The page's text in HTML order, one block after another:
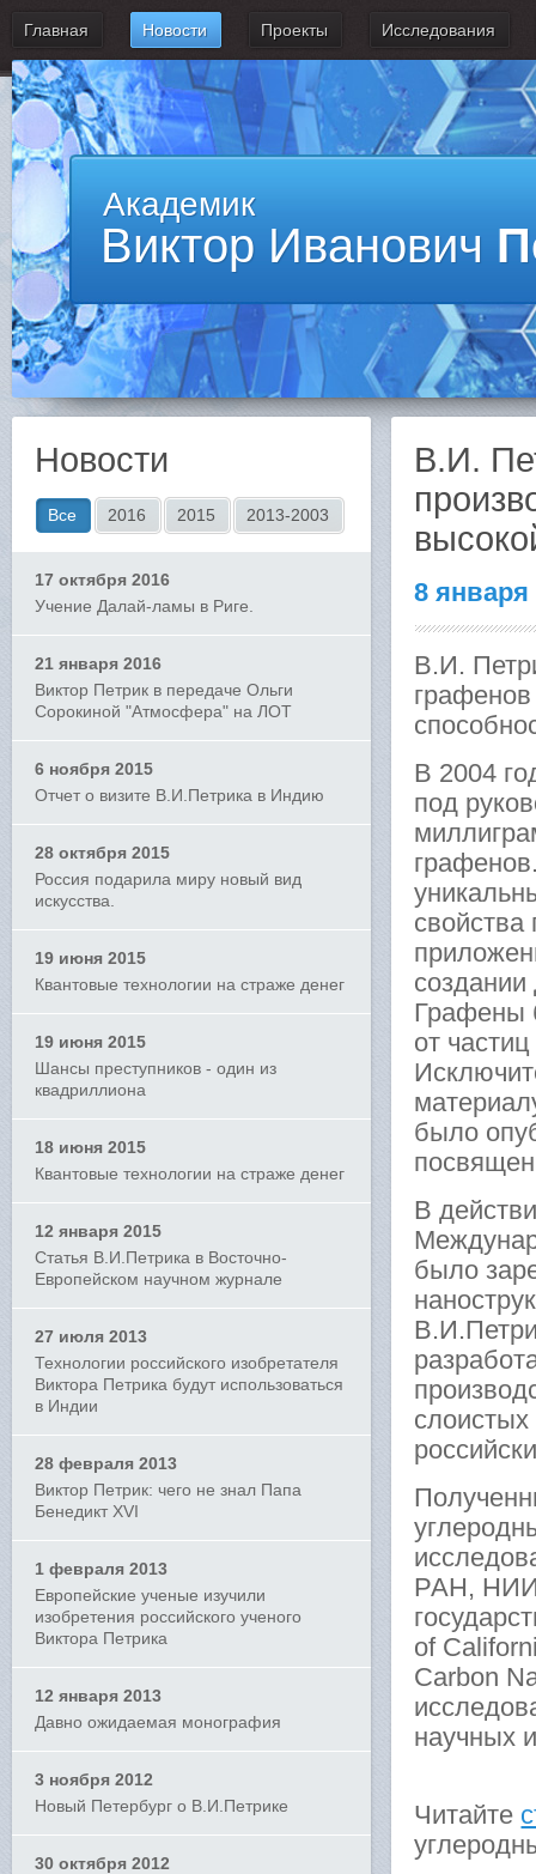
Главная Новости Проекты Исследования
Академик
Виктор Иванович
Новости
Все 2016 2015 2013-2003
17 октября 2016
Учение Далай-ламы в Риге.
21 января 2016
Виктор Петрик в передаче Ольги
Сорокиной "Атмосфера" на ЛОТ
6 ноября 2015
Отчет о визите В.И.Петрика в Индию
28 октября 2015
Россия подарила миру новый вид
искусства.
19 июня 2015
Квантовые технологии на страже денег
19 июня 2015
Шансы преступников - один из
квадриллиона
18 июня 2015
Квантовые технологии на страже денег
12 января 2015
Статья В.И.Петрика в Восточно-
Европейском научном журнале
27 июля 2013
Технологии российского изобретателя
Виктора Петрика будут использоваться
в Индии
28 февраля 2013
Виктор Петрик: чего не знал Папа
Бенедикт XVI
1 февраля 2013
Европейские ученые изучили
изобретения российского ученого
Виктора Петрика
12 января 2013
Давно ожидаемая монография
3 ноября 2012
Новый Петербург о В.И.Петрике
30 октября 2012
В.И.
8 января
В.И.
В 2004
под
Графены
от
было
В
было
РАН, НИИ
of
Carbon
научных
Читайте